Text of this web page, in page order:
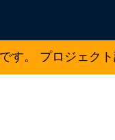
す。 プロジェク